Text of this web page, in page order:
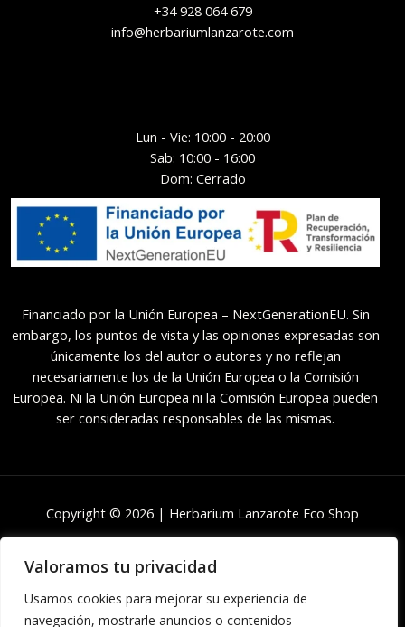
Valoramos tu privacidad
Usamos cookies para mejorar su experiencia de
navegación, mostrarle anuncios o contenidos
+34 928 064 679
info@herbariumlanzarote.com
Lun - Vie: 10:00 - 20:00
Sab: 10:00 - 16:00
Dom: Cerrado
Financiado por la Unión Europea – NextGenerationEU. Sin
embargo, los puntos de vista y las opiniones expresadas son
únicamente los del autor o autores y no reflejan
necesariamente los de la Unión Europea o la Comisión
Europea. Ni la Unión Europea ni la Comisión Europea pueden
ser consideradas responsables de las mismas.
Copyright © 2026 | Herbarium Lanzarote Eco Shop